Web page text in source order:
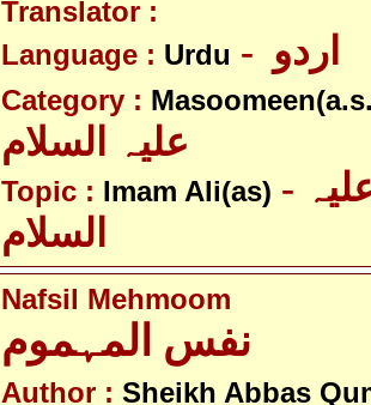
Translator :
Language : Urdu
Category :
Topic : Imam Ali(as) - امام علی علیہ
السلام
Nafsil Mehmoom
نفس المہموم
Author : Sheikh Abbas